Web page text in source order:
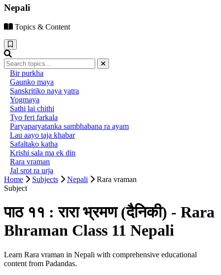
Nepali
Topics & Content
Bir purkha
Gaunko maya
Sanskritiko naya yatra
Yogmaya
Sathi lai chithi
Tyo feri farkala
Paryaparyatanka sambhabana ra ayam
Lau aayo taja khabar
Safaltako katha
Krishi sala ma ek din
Rara vraman
Jal srot ra urja
Home
Subjects Nepali
Rara vraman
Subject
पाठ ११ : रारा भ्रमण (दैनिकी) - Rara
Bhraman Class 11 Nepali
Learn Rara vraman in Nepali with comprehensive educational
content from Padandas.